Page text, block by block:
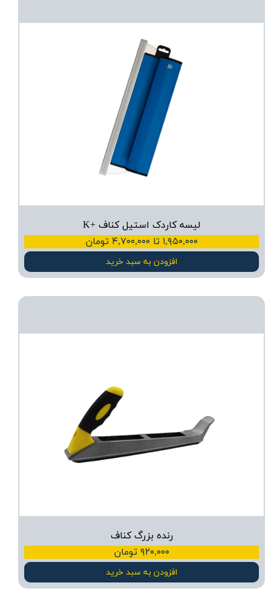
لیسه کاردک استیل کناف +K
۱,۹۵۰,۰۰۰ تا ۴,۷۰۰,۰۰۰ تومان
افزودن به سبد خرید
رنده بزرگ کناف
۹۲۰,۰۰۰ تومان
افزودن به سبد خرید